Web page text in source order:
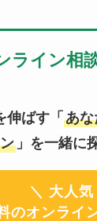
ライン相
伸ばす「 あな
」を一緒に
＼ 大人気
のオンライ